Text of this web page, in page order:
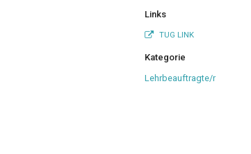
Links
TUG LINK
Kategorie
Lehrbeauftragte/r